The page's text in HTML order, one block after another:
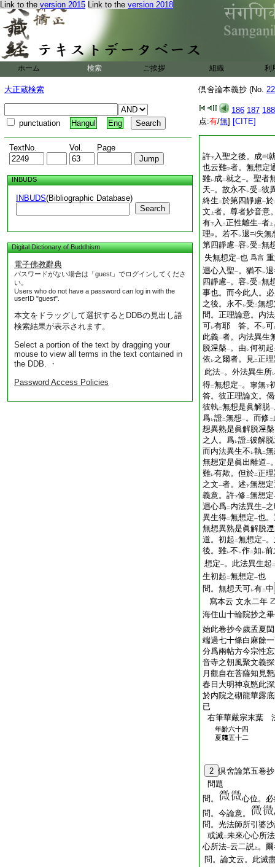
Link to the version 2015 Link to the version 2018
ホーム 検索 ご挨拶 組織 利
大正蔵検索
punctuation Hangul Eng
TextNo. Vol. Page
INBUDS
INBUDS(Bibliographic Database)
Search
Digital Dictionary of Buddhism
電子佛教辭典
パスワードがない場合は「guest」でログインしてくださ
い。
Users who do not have a password can log in with the
userID "guest".
本文をドラッグして選択するとDDBの見出し語
検索結果が表示されます。
Select a portion of the text by dragging your
mouse to view all terms in the text contained in
the DDB. ・
Password Access Policies
倶舍論本義抄 (No.
186 187 188
点:有/無] [CITE]
許下 入聖之後。成
也云難甲者。無想定
雖レ成二就之 一。聖者
天一。故永不 レ受 二彼
終生 二於第四靜慮一於
文 上者。尊者妙音意
有下 入 二正性離生一者 上
理甲 。若不 レ退
失無
第四靜慮一容レ受 二無
失無想定一也 爲言
迴心入聖一。猶不 レ退
四靜慮一。容レ受 二無
事也。而今此人。
之後。永不 レ受 二無
問。正理論意。内
可レ有耶 答。不 レ可
此義一者。内法異生
脱𣵀槃一。由 レ何初起
依 レ之爾者。見二正
此法一。外法異生所レ
得二無想定一。寧無下
答。彼正理論文。
彼執二無想是眞解脱一
爲レ證二無想一。而修 二
想異熟是眞解脱𣵀
之人。爲レ證二彼解
而内法異生不 レ執二
無想定是眞出離道一
難レ有歟。但於二正
之文一者。述下無想
義意。許下修 二無想定
迴心爲二 内法異生一
異生得二無想定一也
無想異熟是眞解脱
道。初起 二無想定一
後。雖レ不 レ作二如 レ前
想定一。此法異生起 二
生初起 二無想定一也
問。無想天可レ有二中
寫本云 文永二年
海住山十輪院抄之
始此卷抄今歲孟夏
端過七十條白⿇餘
分爲兩帖方今宗性
音寺之朝風聚文義
月觀自在菩薩知見
春日大明神哀愍此
於内院之砌龍華露
已
右筆華嚴宗末葉
年齡六十四
夏﨟五十二
2 倶舍論第五卷抄
問題
問。
心位。
問。今論意。
問。光法師所引婆
或滅二未來心心所法
心所法一云二説 上 。
問。論文云。此滅